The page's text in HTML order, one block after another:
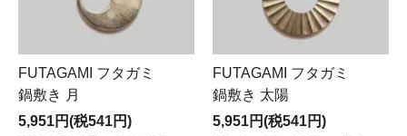
FUTAGAMI フタガミ
鍋敷き 月
5,951円(税541円)
FUTAGAMI フタガミ
鍋敷き 太陽
5,951円(税541円)